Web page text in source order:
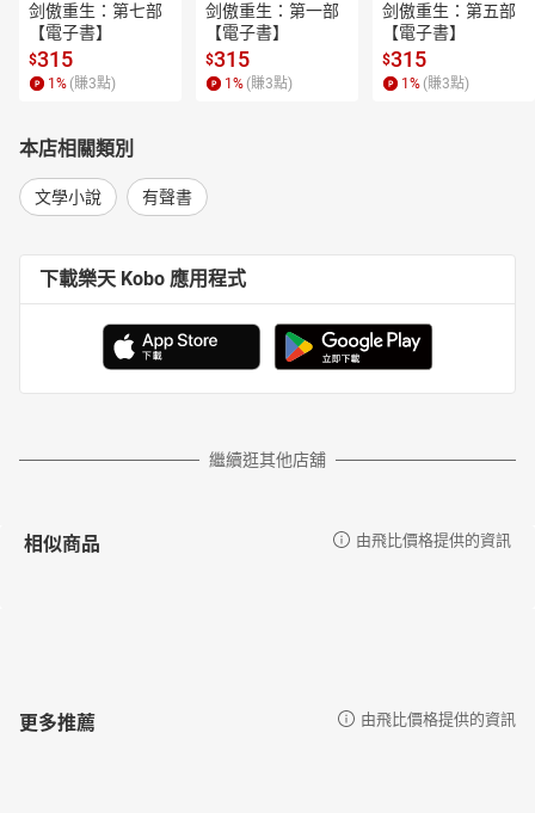
剑傲重生：第七部
【電子書】
$315
1% (賺3點)
剑傲重生：第一部
【電子書】
$315
1% (賺3點)
剑傲重生：第五部
【電子書】
$315
1% (賺3點)
本店相關類別
文學小說 有聲書
下載樂天 Kobo 應用程式
繼續逛其他店舖
相似商品 由飛比價格提供的資訊
更多推薦 由飛比價格提供的資訊